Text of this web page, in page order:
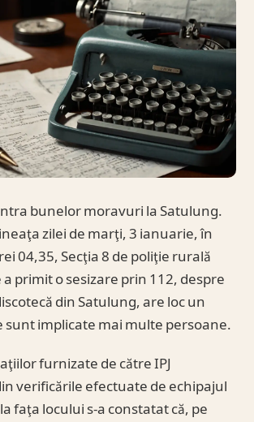
bunelor moravuri la Satulung.
zilei de marţi, 3 ianuarie, în
04,35, Secţia 8 de poliţie rurală
primit o sesizare prin 112, despre
din Satulung, are loc un
sunt implicate mai multe persoane.
furnizate de către IPJ
verificările efectuate de echipajul
faţa locului s-a constatat că, pe